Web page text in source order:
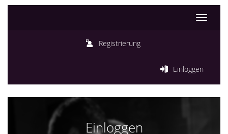
Toggle
Registrierung
Einloggen
Einloggen